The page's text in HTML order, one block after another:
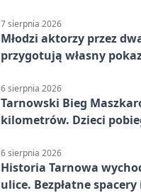
7 sierpnia 2026
Młodzi aktorzy przez
przygotują własny
6 sierpnia 2026
Tarnowski Bieg
kilometrów. Dzieci
6 sierpnia 2026
Historia Tarnowa
ulice. Bezpłatne spacery